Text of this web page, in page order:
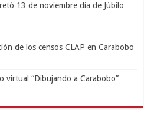
13 de noviembre día de Júbilo
de los censos CLAP en Carabobo
virtual “Dibujando a Carabobo”